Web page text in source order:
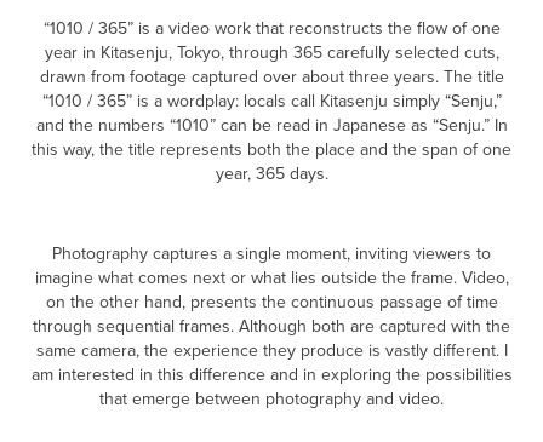
“1010 / 365” is a video work that reconstructs the flow of one
year in Kitasenju, Tokyo, through 365 carefully selected cuts,
drawn from footage captured over about three years. The title
“1010 / 365” is a wordplay: locals call Kitasenju simply “Senju,”
and the numbers “1010” can be read in Japanese as “Senju.” In
this way, the title represents both the place and the span of one
year, 365 days.
Photography captures a single moment, inviting viewers to
imagine what comes next or what lies outside the frame. Video,
on the other hand, presents the continuous passage of time
through sequential frames. Although both are captured with the
same camera, the experience they produce is vastly different. I
am interested in this difference and in exploring the possibilities
that emerge between photography and video.